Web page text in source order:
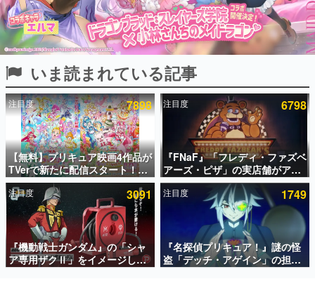
ピックアップ
電ファミのいま読まれている記事ランキング
アプリセール情報
インタビュー
連載・特集一覧
殿堂入り記事
SNS拡散数が数千以上！ ページビュー数万以上！ などな
ど。多くの人々に読まれた、電ファミ渾身の“殿堂入り”記
事をまとめました。
いま読まれている記事
注目度 7898
【無料】プリキュア映画4作品が
TVerで新たに配信スタート！な
んと2018年～2024年の映画ほぼ
すべてが見放題に、ぶっちゃけ
ありえないラインナップ
注目度 6798
『FNaF』「フレディ・ファズベ
アーズ・ピザ」の実店舗がアメ
リカの商業施設「American
Dream」に2027年オープン！
ScottGamesとの共同開発、食
事だけでなくステージショーや
没入型のホラー体験も楽しめる
注目度 3091
『機動戦士ガンダム』の「シャ
ア専用ザクⅡ」をイメージした
散水ホースリールが予約開始。
注目度 1749
『名探偵プリキュア！』謎の怪
盗「デッチ・アゲイン」の担当
キャストは天﨑滉平さんと判